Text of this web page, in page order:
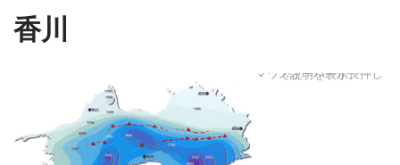
へ
プ
香川
マウスオーバーか長押しで説明を表示。